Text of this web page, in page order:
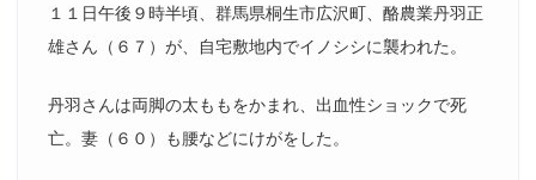
１１日午後９時半頃、群馬県桐生市広沢町、酪農業丹羽正
雄さん（６７）が、自宅敷地内でイノシシに襲われた。
丹羽さんは両脚の太ももをかまれ、出血性ショックで死
亡。妻（６０）も腰などにけがをした。